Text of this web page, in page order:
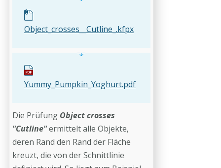
Object_crosses__Cutline_.kfpx
Yummy_Pumpkin_Yoghurt.pdf
Die Prüfung Object crosses
"Cutline"ermittelt alle Objekte,
deren Rand den Rand der Fläche
kreuzt, die von der Schnittlinie